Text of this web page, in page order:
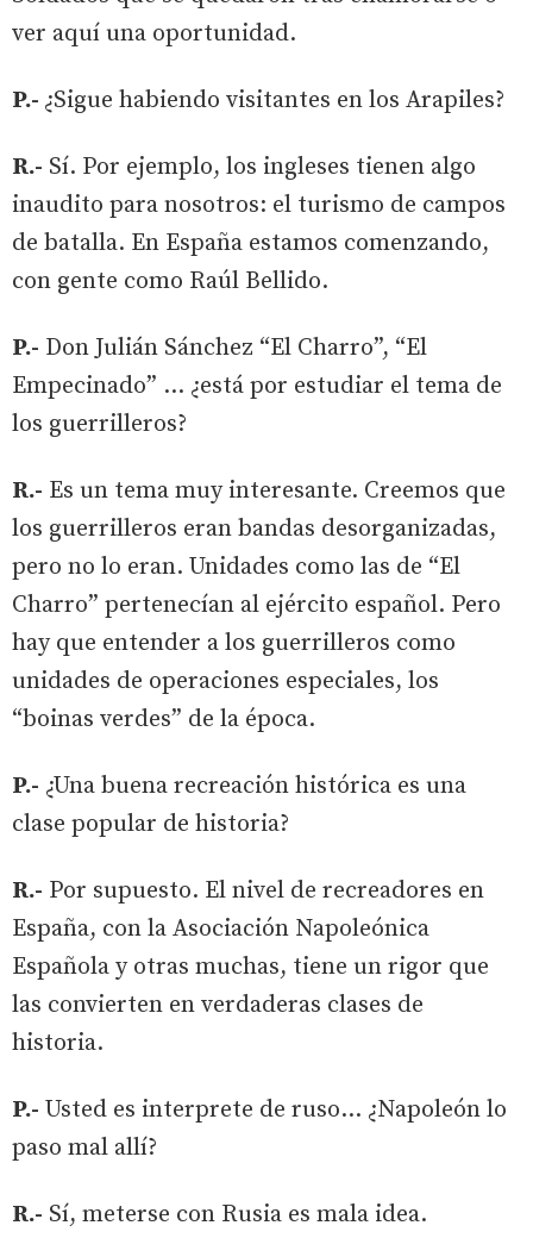
ver aquí una oportunidad.
P.- ¿Sigue habiendo visitantes en los Arapiles?
R.- Sí. Por ejemplo, los ingleses tienen algo
inaudito para nosotros: el turismo de campos
de batalla. En España estamos comenzando,
con gente como Raúl Bellido.
P.- Don Julián Sánchez “El Charro”, “El
Empecinado” … ¿está por estudiar el tema de
los guerrilleros?
R.- Es un tema muy interesante. Creemos que
los guerrilleros eran bandas desorganizadas,
pero no lo eran. Unidades como las de “El
Charro” pertenecían al ejército español. Pero
hay que entender a los guerrilleros como
unidades de operaciones especiales, los
“boinas verdes” de la época.
P.- ¿Una buena recreación histórica es una
clase popular de historia?
R.- Por supuesto. El nivel de recreadores en
España, con la Asociación Napoleónica
Española y otras muchas, tiene un rigor que
las convierten en verdaderas clases de
historia.
P.- Usted es interprete de ruso… ¿Napoleón lo
paso mal allí?
R.- Sí, meterse con Rusia es mala idea.